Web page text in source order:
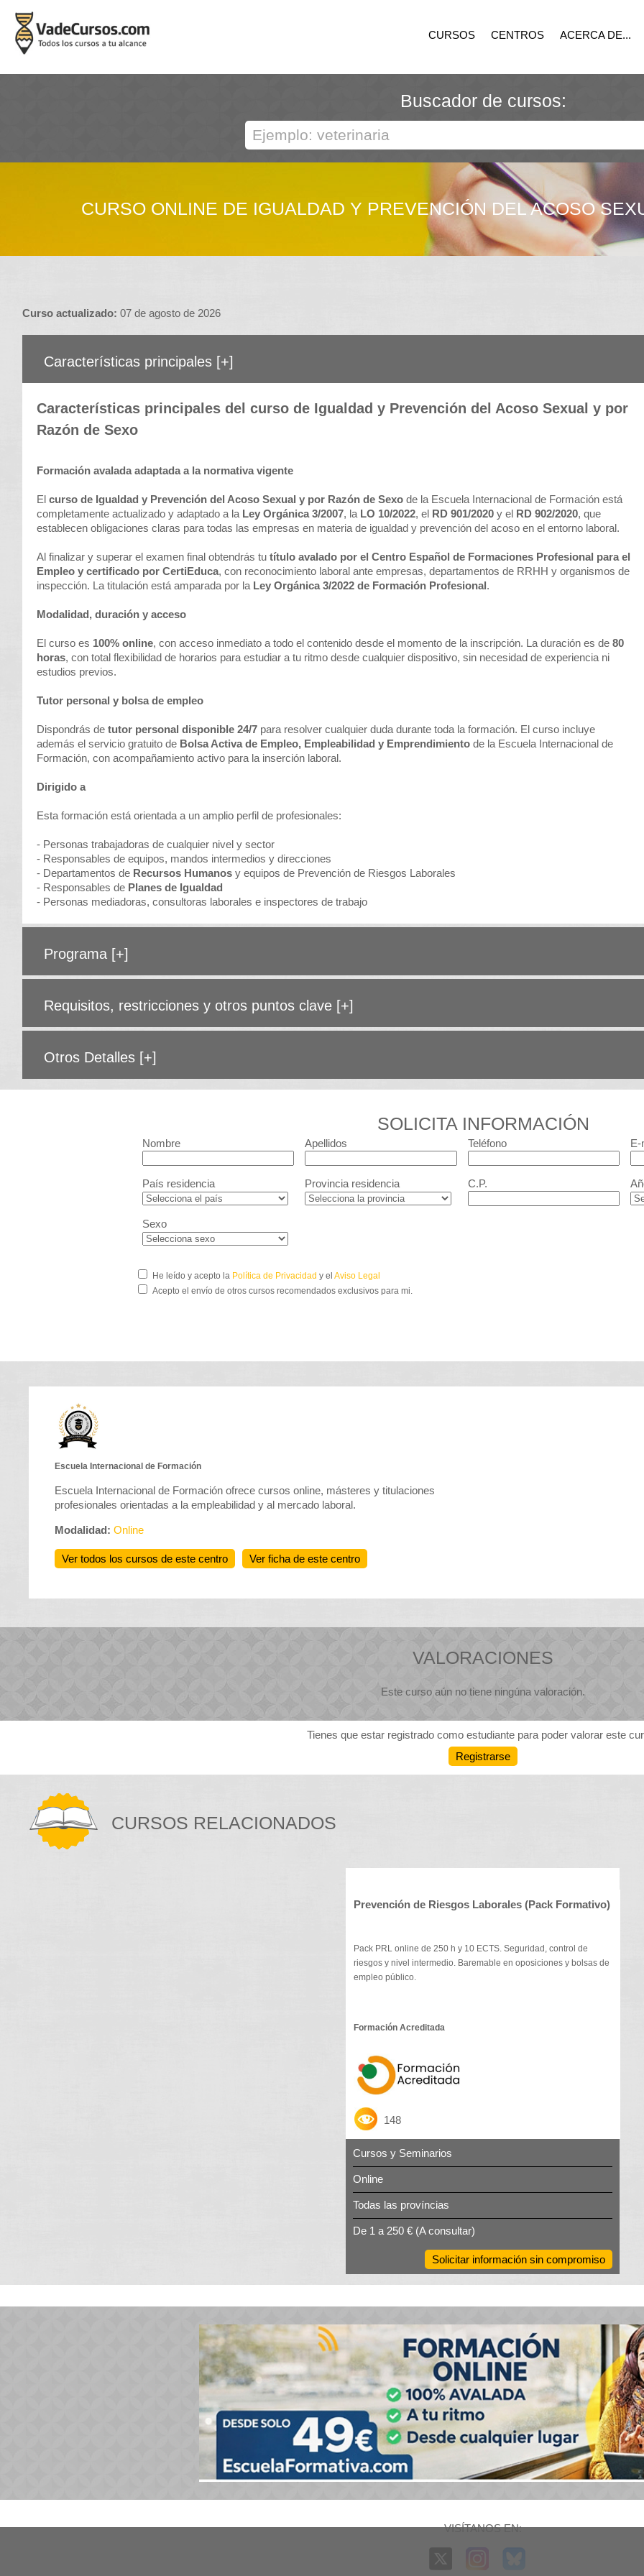
CURSOS CENTROS ACERCA DE...
Buscador de cursos:
CURSO ONLINE DE IGUALDAD Y PREVENCIÓN DEL ACOSO
Curso actualizado: 07 de agosto de 2026
Características principales [+]
Características principales del curso de Igualdad y Prevención del Acoso Sexual y por
Razón de Sexo
Formación avalada adaptada a la normativa vigente
Elcurso de Igualdad y Prevención del Acoso Sexual y por Razón de Sexo de la Escuela Internacional de Formación está
completamente actualizado y adaptado a la Ley Orgánica 3/2007, la LO 10/2022, el RD 901/2020 y el RD 902/2020, que
establecen obligaciones claras para todas las empresas en materia de igualdad y prevención del acoso en el entorno laboral.
Al finalizar y superar el examen final obtendrás tutítulo avalado por el Centro Español de Formaciones Profesional para el
Empleo y certificado por CertiEduca, con reconocimiento laboral ante empresas, departamentos de RRHH y organismos de
inspección. La titulación está amparada por la Ley Orgánica 3/2022 de Formación Profesional.
Modalidad, duración y acceso
El curso es 100% online, con acceso inmediato a todo el contenido desde el momento de la inscripción. La duración es de80
horas, con total flexibilidad de horarios para estudiar a tu ritmo desde cualquier dispositivo, sin necesidad de experiencia ni
estudios previos.
Tutor personal y bolsa de empleo
Dispondrás detutor personal disponible 24/7 para resolver cualquier duda durante toda la formación. El curso incluye
además el servicio gratuito de Bolsa Activa de Empleo, Empleabilidad y Emprendimiento de la Escuela Internacional de
Formación, con acompañamiento activo para la inserción laboral.
Dirigido a
Esta formación está orientada a un amplio perfil de profesionales:
- Personas trabajadoras de cualquier nivel y sector
- Responsables de equipos, mandos intermedios y direcciones
- Departamentos de Recursos Humanos y equipos de Prevención de Riesgos Laborales
- Responsables de Planes de Igualdad
- Personas mediadoras, consultoras laborales e inspectores de trabajo
Programa [+]
Requisitos, restricciones y otros puntos clave [+]
Otros Detalles [+]
SOLICITA INFORMACIÓN
Nombre Apellidos Teléfono E-
País residencia Provincia residencia C.P.
Sexo
He leído y acepto la Política de Privacidad y elAviso Legal
Acepto el envío de otros cursos recomendados exclusivos para mi.
Escuela Internacional de Formación
Escuela Internacional de Formación ofrece cursos online, másteres y titulaciones
profesionales orientadas a la empleabilidad y al mercado laboral.
Modalidad:Online
Ver todos los cursos de este centro Ver ficha de este centro
VALORACIONES
Este curso aún no tiene ningúna valoración.
Tienes que estar registrado como estudiante para poder valorar este
Registrarse
CURSOS RELACIONADOS
Prevención de Riesgos Laborales (Pack Formativo)
Pack PRL online de 250 h y 10 ECTS. Seguridad, control de
riesgos y nivel intermedio. Baremable en oposiciones y bolsas de
empleo público.
Formación Acreditada
148
Cursos y Seminarios
Online
Todas las províncias
De 1 a 250 € (A consultar)
Solicitar información sin compromiso
VISÍTANOS EN: